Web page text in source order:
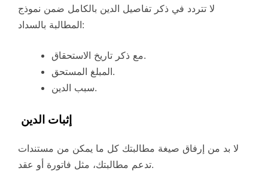
لا تتردد في ذكر تفاصيل الدين بالكامل ضمن نموذج
المطالبة بالسداد:
مع ذكر تاريخ الاستحقاق.
المبلغ المستحق.
سبب الدين.
إثبات الدين
لا بد من إرفاق صيغة مطالبتك كل ما يمكن من مستندات
تدعم مطالبتك، مثل فاتورة أو عقد.